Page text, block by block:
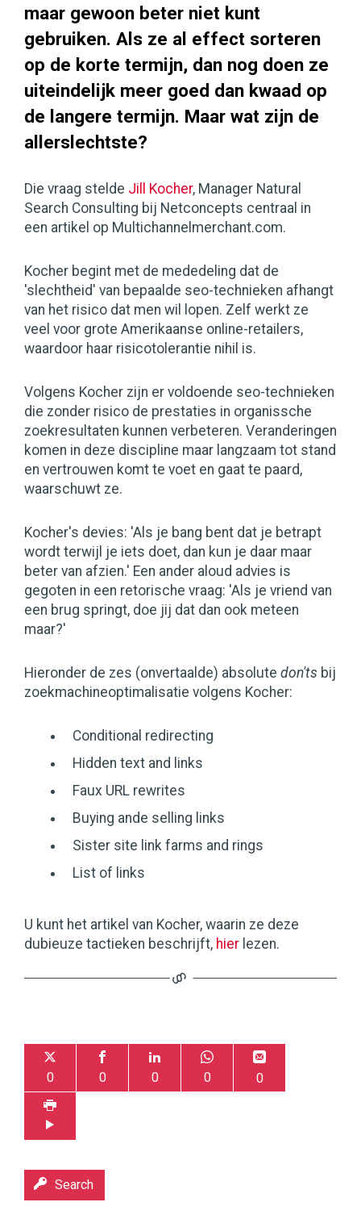
maar gewoon beter niet kunt
gebruiken. Als ze al effect sorteren
op de korte termijn, dan nog doen ze
uiteindelijk meer goed dan kwaad op
de langere termijn. Maar wat zijn de
allerslechtste?
Die vraag stelde Jill Kocher, Manager Natural
Search Consulting bij Netconcepts centraal in
een artikel op Multichannelmerchant.com.
Kocher begint met de mededeling dat de
'slechtheid' van bepaalde seo-technieken afhangt
van het risico dat men wil lopen. Zelf werkt ze
veel voor grote Amerikaanse online-retailers,
waardoor haar risicotolerantie nihil is.
Volgens Kocher zijn er voldoende seo-technieken
die zonder risico de prestaties in organissche
zoekresultaten kunnen verbeteren. Veranderingen
komen in deze discipline maar langzaam tot stand
en vertrouwen komt te voet en gaat te paard,
waarschuwt ze.
Kocher's devies: 'Als je bang bent dat je betrapt
wordt terwijl je iets doet, dan kun je daar maar
beter van afzien.' Een ander aloud advies is
gegoten in een retorische vraag: 'Als je vriend van
een brug springt, doe jij dat dan ook meteen
maar?'
Hieronder de zes (onvertaalde) absolute don'ts bij
zoekmachineoptimalisatie volgens Kocher:
Conditional redirecting
Hidden text and links
Faux URL rewrites
Buying ande selling links
Sister site link farms and rings
List of links
U kunt het artikel van Kocher, waarin ze deze
dubieuze tactieken beschrijft, hier lezen.
0 0 0 0 0
Search